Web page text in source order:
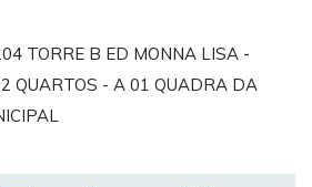
TORRE B ED MONNA LISA -
QUARTOS - A 01 QUADRA DA